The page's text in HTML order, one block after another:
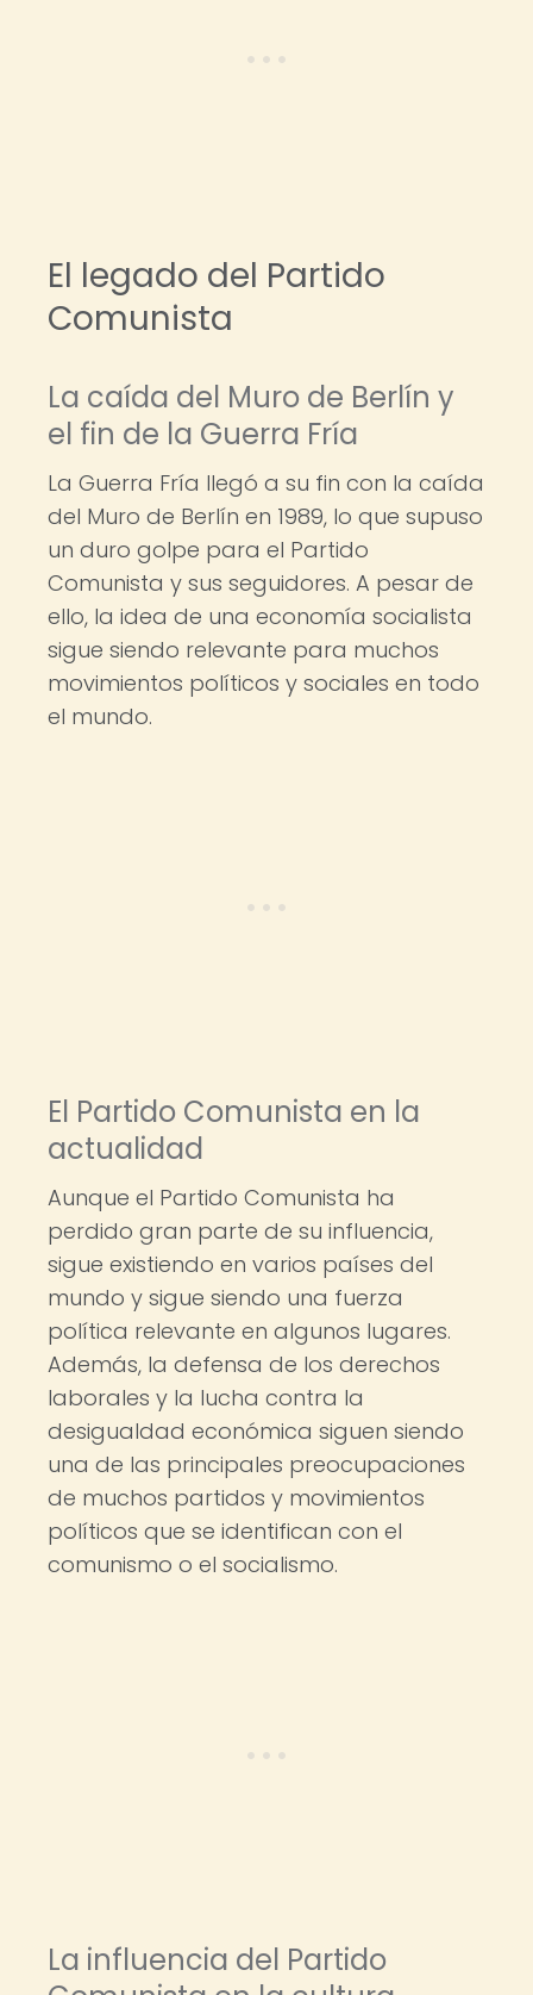
El legado del Partido
Comunista
La caída del Muro de Berlín y
el fin de la Guerra Fría
La Guerra Fría llegó a su fin con la caída
del Muro de Berlín en 1989, lo que supuso
un duro golpe para el Partido
Comunista y sus seguidores. A pesar de
ello, la idea de una economía socialista
sigue siendo relevante para muchos
movimientos políticos y sociales en todo
el mundo.
El Partido Comunista en la
actualidad
Aunque el Partido Comunista ha
perdido gran parte de su influencia,
sigue existiendo en varios países del
mundo y sigue siendo una fuerza
política relevante en algunos lugares.
Además, la defensa de los derechos
laborales y la lucha contra la
desigualdad económica siguen siendo
una de las principales preocupaciones
de muchos partidos y movimientos
políticos que se identifican con el
comunismo o el socialismo.
La influencia del Partido